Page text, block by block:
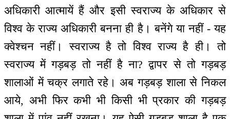
अधिकारी आत्मायें हैं और इसी स्वराज्य के अधिकार से
विश्व के राज्य अधिकारी बनना ही है। बनेंगे या नहीं - यह
क्वेश्चन नहीं। स्वराज्य है तो विश्व राज्य है ही। तो
स्वराज्य में गड़बड़ तो नहीं है ना? द्वापर से तो गड़बड़
शालाओं में चक्र लगाते रहे। अब गड़बड़ शाला से निकल
आये, अभी फिर कभी भी किसी भी प्रकार की गड़बड़